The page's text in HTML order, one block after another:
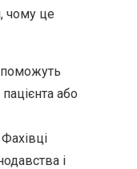
чому це
або
Фахівці
і